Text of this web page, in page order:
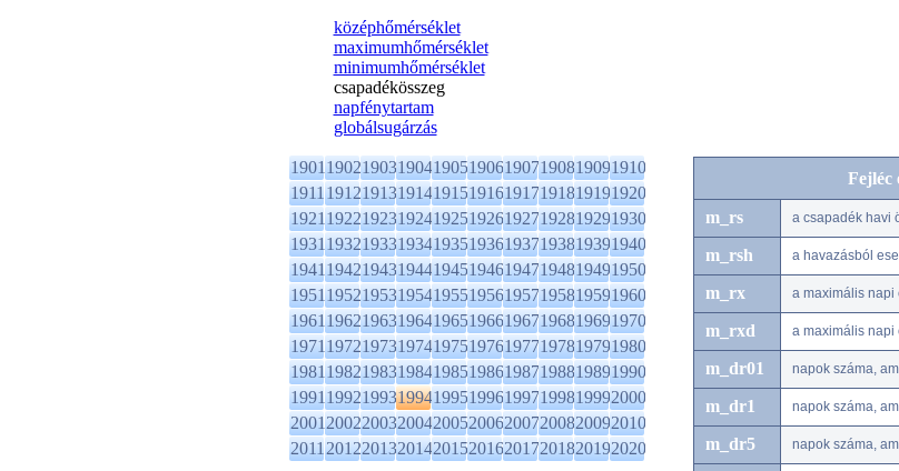
középhőmérséklet
maximumhőmérséklet
minimumhőmérséklet
csapadékösszeg
napfénytartam
globálsugárzás
1901190219031904190519061907190819091910
1911191219131914191519161917191819191920
1921192219231924192519261927192819291930
1931193219331934193519361937193819391940
1941194219431944194519461947194819491950
1951195219531954195519561957195819591960
1961196219631964196519661967196819691970
1971197219731974197519761977197819791980
1981198219831984198519861987198819891990
1991199219931994199519961997199819992000
2001200220032004200520062007200820092010
2011201220132014201520162017201820192020
Fejléc
m_rs a csapadék havi
m_rsh a havazásból
m_rx a maximális napi
m_rxd a maximális napi
m_dr01 napok száma,
m_dr1 napok száma,
m_dr5 napok száma,